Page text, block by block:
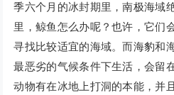
季六个月的冰封期里，南极海域
里，鲸鱼怎么办呢？也许，它们
寻找比较适宜的海域。而海豹和
最恶劣的气候条件下生活，会留
动物有在冰地上打洞的本能，并